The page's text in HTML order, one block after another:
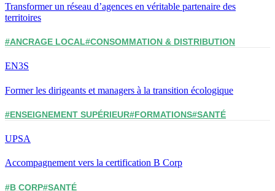
Transformer un réseau d’agences en véritable partenaire des
territoires
#ANCRAGE LOCAL#CONSOMMATION & DISTRIBUTION
EN3S
Former les dirigeants et managers à la transition écologique
#ENSEIGNEMENT SUPÉRIEUR#FORMATIONS#SANTÉ
UPSA
Accompagnement vers la certification B Corp
#B CORP#SANTÉ